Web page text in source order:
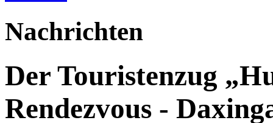
Nachrichten
Der Touristenzug
Rendezvous -